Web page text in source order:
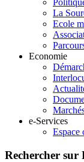
La
Ecole
Economie
e-Services
Espace
Rechercher sur